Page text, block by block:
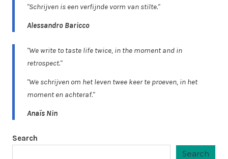
"Schrijven is een verfijnde vorm van stilte."
Alessandro Baricco
"We write to taste life twice, in the moment and in
retrospect."
"We schrijven om het leven twee keer te proeven, in het
moment en achteraf."
Anaïs Nin
Search
Search